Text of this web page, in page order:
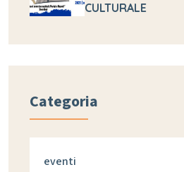
CULTURALE
Categoria
eventi